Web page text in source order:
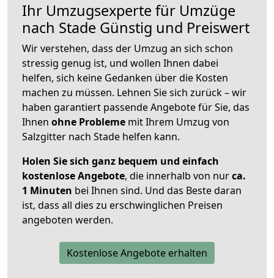
Ihr Umzugsexperte für Umzüge
nach Stade Günstig und Preiswert
Wir verstehen, dass der Umzug an sich schon
stressig genug ist, und wollen Ihnen dabei
helfen, sich keine Gedanken über die Kosten
machen zu müssen. Lehnen Sie sich zurück – wir
haben garantiert passende Angebote für Sie, das
Ihnen ohne Probleme mit Ihrem Umzug von
Salzgitter nach Stade helfen kann.
Holen Sie sich ganz bequem und einfach
kostenlose Angebote, die innerhalb von nurca.
1 Minuten bei Ihnen sind. Und das Beste daran
ist, dass all dies zu erschwinglichen Preisen
angeboten werden.
Kostenlose Angebote erhalten